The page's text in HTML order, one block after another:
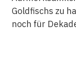
Goldfischs zu
noch für